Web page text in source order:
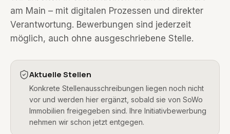
am Main – mit digitalen Prozessen und direkter
Verantwortung. Bewerbungen sind jederzeit
möglich, auch ohne ausgeschriebene Stelle.
Aktuelle Stellen
Konkrete Stellenausschreibungen liegen noch nicht
vor und werden hier ergänzt, sobald sie von SoWo
Immobilien freigegeben sind. Ihre Initiativbewerbung
nehmen wir schon jetzt entgegen.